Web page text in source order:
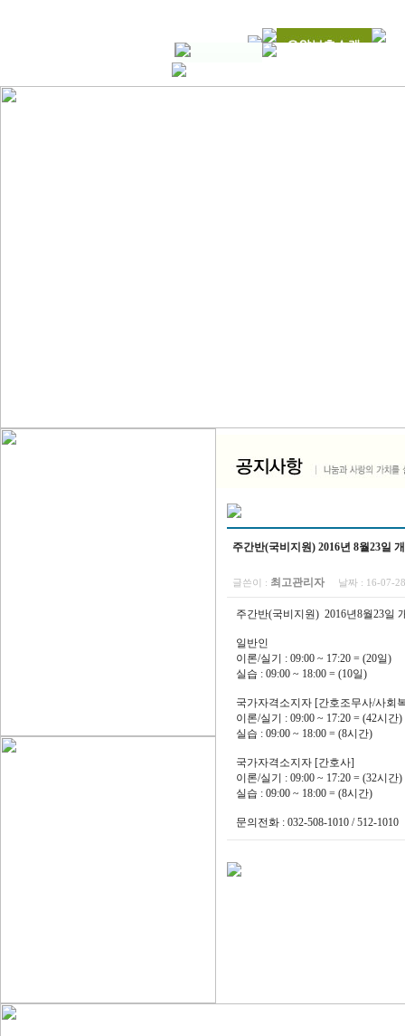
주간반(국비지원) 2016년 8월23일
글쓴이 : 최고관리자 날짜 : 16-07-
주간반(국비지원) 2016년8월23일
일반인
이론/실기 : 09:00 ~ 17:20 = (20일)
실습 : 09:00 ~ 18:00 = (10일)
국가자격소지자 [간호조무사/사회
이론/실기 : 09:00 ~ 17:20 = (42시간)
실습 : 09:00 ~ 18:00 = (8시간)
국가자격소지자 [간호사]
이론/실기 : 09:00 ~ 17:20 = (32시간)
실습 : 09:00 ~ 18:00 = (8시간)
문의전화 : 032-508-1010 / 512-1010